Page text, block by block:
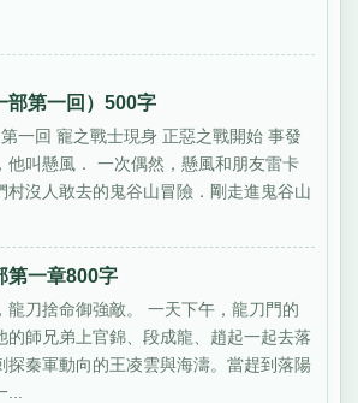
部第一回）500字
一回 寵之戰士現身 正惡之戰開始 事發
他叫懸風． 一次偶然，懸風和朋友雷卡
村沒人敢去的鬼谷山冒險．剛走進鬼谷山
第一章800字
龍刀捨命御強敵。 一天下午，龍刀門的
的師兄弟上官錦、段成龍、趙起一起去落
探秦軍動向的王凌雲與海濤。當趕到落陽